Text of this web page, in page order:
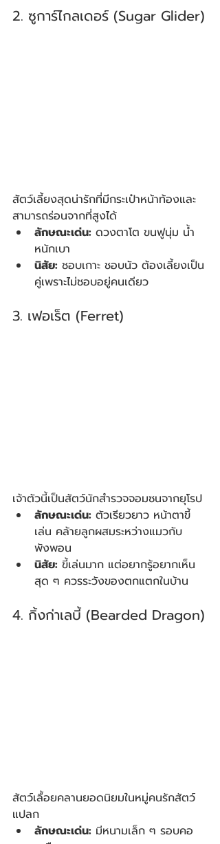
2. ซูการ์ไกลเดอร์ (Sugar Glider)
สัตว์เลี้ยงสุดน่ารักที่มีกระเป๋าหน้าท้องและ
สามารถร่อนจากที่สูงได้
ลักษณะเด่น: ดวงตาโต ขนฟูนุ่ม น้ำ
หนักเบา
นิสัย: ชอบเกาะ ชอบนัว ต้องเลี้ยงเป็น
คู่เพราะไม่ชอบอยู่คนเดียว
3. เฟอเร็ต (Ferret)
เจ้าตัวนี้เป็นสัตว์นักสำรวจจอมซนจากยุโรป
ลักษณะเด่น: ตัวเรียวยาว หน้าตาขี้
เล่น คล้ายลูกผสมระหว่างแมวกับ
พังพอน
นิสัย: ขี้เล่นมาก แต่อยากรู้อยากเห็น
สุด ๆ ควรระวังของตกแตกในบ้าน
4. กิ้งก่าเลบี้ (Bearded Dragon)
สัตว์เลื้อยคลานยอดนิยมในหมู่คนรักสัตว์
แปลก
ลักษณะเด่น: มีหนามเล็ก ๆ รอบคอ